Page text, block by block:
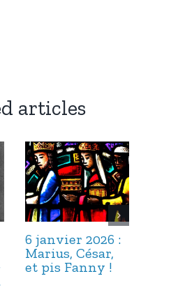
articles
6 janvier 2026 :
Marius, César,
et pis Fanny !